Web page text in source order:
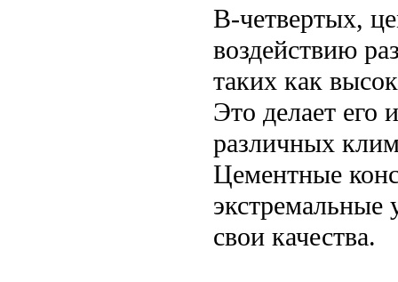
В-четвертых,
воздействию
таких как
Это делает его
различных
Цементные
экстремальные
свои качества.